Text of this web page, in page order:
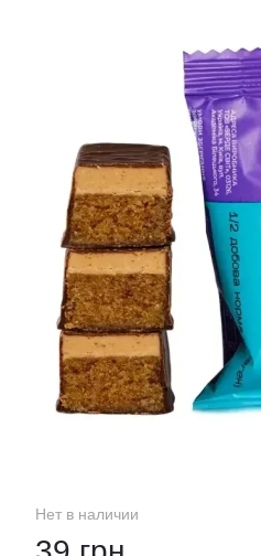
Нет в наличии